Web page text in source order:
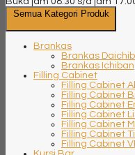
Semua Kategori Produk
Brankas
Brankas
Brankas Ichiban
Filling Cabinet
Filling Cabinet
Filling Cabinet
Filling Cabinet
Filling Cabinet
Filling Cabinet
Filling Cabinet
Filling Cabinet